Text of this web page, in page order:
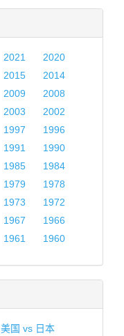
2021
2020
2015
2014
2009
2008
2003
2002
1997
1996
1991
1990
1985
1984
1979
1978
1973
1972
1967
1966
1961 1960
美国 vs 日本